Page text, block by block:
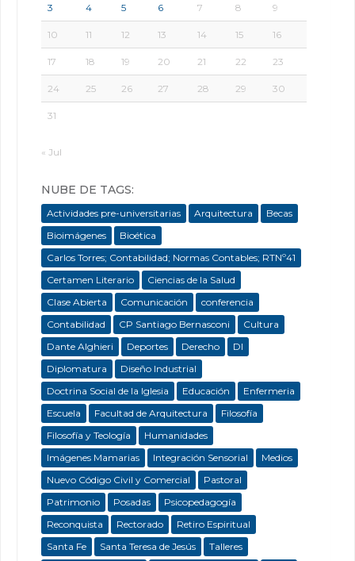
3 4 5 6 7 8 9
10 11 12 13 14 15 16
17 18 19 20 21 22 23
24 25 26 27 28 29 30
31
« Jul
NUBE DE TAGS:
Actividades pre-universitarias Arquitectura
Becas
Bioimágenes
Bioética
Carlos Torres; Contabilidad; Normas Contables; RTNº41
Certamen Literario
Ciencias de la Salud
Clase Abierta
Comunicación
conferencia
Contabilidad
CP Santiago Bernasconi
Cultura
Dante Alghieri
Deportes Derecho
DI
Diplomatura
Diseño Industrial
Doctrina Social de la Iglesia
Educación
Enfermeria
Escuela
Facultad de Arquitectura
Filosofía
Filosofía y Teología
Humanidades
Imágenes Mamarias
Integración Sensorial
Medios
Nuevo Código Civil y Comercial
Pastoral
Patrimonio
Posadas
Psicopedagogía
Reconquista
Rectorado
Retiro Espiritual
Santa Fe
Santa Teresa de Jesús
Talleres